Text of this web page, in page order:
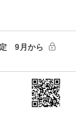
定 9月から